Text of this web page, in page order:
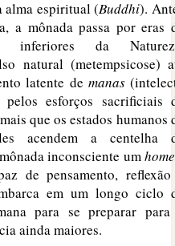
alma espiritual (Buddhi).
a mônada passa por eras
inferiores da
natural (metempsicose)
latente de manas
pelos esforços sacrificiais
que os estados humanos
acendem a centelha
inconsciente um
de pensamento,
em um longo ciclo
para se preparar
ainda maiores.